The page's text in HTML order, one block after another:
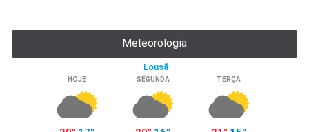
Meteorologia